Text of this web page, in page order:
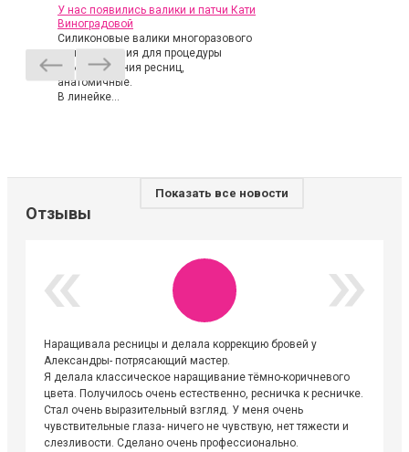
У нас появились валики и патчи Кати
Виноградовой
Силиконовые валики многоразового
использования для процедуры
ламинирования ресниц,
анатомичные.
В линейке...
Показать все новости
Отзывы
Наращивала ресницы и делала коррекцию бровей у
Александры- потрясающий мастер.
Я делала классическое наращивание тёмно-коричневого
цвета. Получилось очень естественно, ресничка к ресничке.
Стал очень выразительный взгляд. У меня очень
чувствительные глаза- ничего не чувствую, нет тяжести и
слезливости. Сделано очень профессионально.